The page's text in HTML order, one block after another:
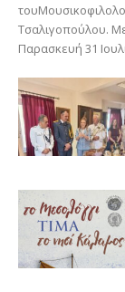
Τσαλιγοπούλου.
Παρασκευή 31